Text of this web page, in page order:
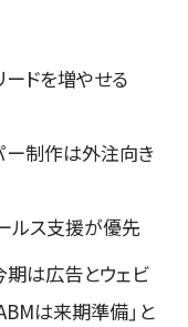
ドを増やせる
ー制作は外注向き
ルス支援が優先
期は広告とウェビ
は来期準備」と